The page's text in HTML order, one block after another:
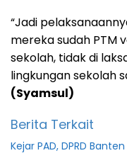
“Jadi
mereka sudah PTM
sekolah, tidak di
lingkungan sekolah
(Syamsul)
Berita Terkait
Kejar PAD, DPRD